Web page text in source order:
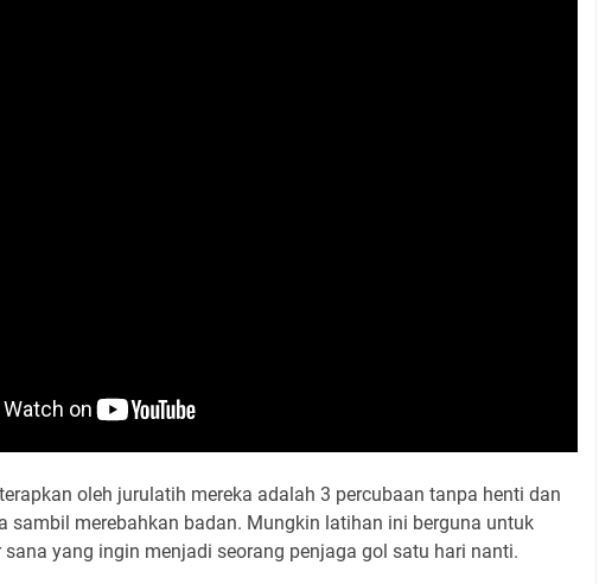
oleh jurulatih mereka adalah 3 percubaan tanpa henti dan
sambil merebahkan badan. Mungkin latihan ini berguna untuk
sana yang ingin menjadi seorang penjaga gol satu hari nanti.